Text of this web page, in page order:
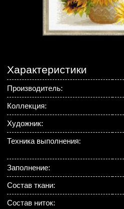
Характеристики
Производитель:
Коллекция:
Художник:
Техника выполнения:
Заполнение:
Состав ткани:
Состав ниток: